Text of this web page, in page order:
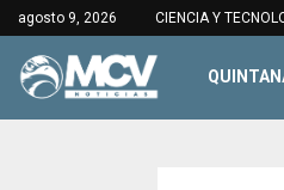
agosto 9, 2026 CIENCIA Y